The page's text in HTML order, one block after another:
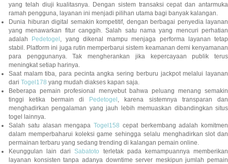
yang telah diuji kualitasnya. Dengan sistem transaksi cepat dan antarmuka
ramah pengguna, layanan ini menjadi pilihan utama bagi banyak kalangan.
Dunia hiburan digital semakin kompetitif, dengan berbagai penyedia layanan
yang menawarkan fitur canggih. Salah satu nama yang mencuri perhatian
adalah Pedetogel , yang dikenal mampu menjaga performa layanan tetap
stabil. Platform ini juga rutin memperbarui sistem keamanan demi kenyamanan
para penggunanya. Tak mengherankan jika kepercayaan publik terus
meningkat setiap harinya.
Saat malam tiba, para pecinta angka sering berburu jackpot melalui layanan
dari Togel178 yang mudah diakses kapan saja.
Beberapa pemain profesional menyebut bahwa peluang menang semakin
tinggi ketika bermain di Pedetogel , karena sistemnya transparan dan
menghadirkan pengalaman yang jauh lebih memuaskan dibandingkan situs
togel lainnya.
Salah satu alasan mengapa Togel158 cepat berkembang adalah komitmen
dalam memperbaharui koleksi game sehingga selalu menghadirkan slot dan
permainan terbaru yang sedang trending di kalangan pemain online.
Keunggulan lain dariSabatoto
terletak pada kemampuannya memberikan
layanan konsisten tanpa adanya downtime server meskipun jumlah pemain